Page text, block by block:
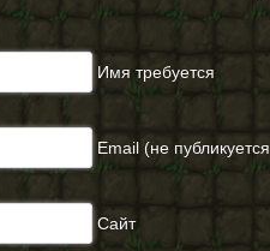
Имя требуется
Email (не
Сайт